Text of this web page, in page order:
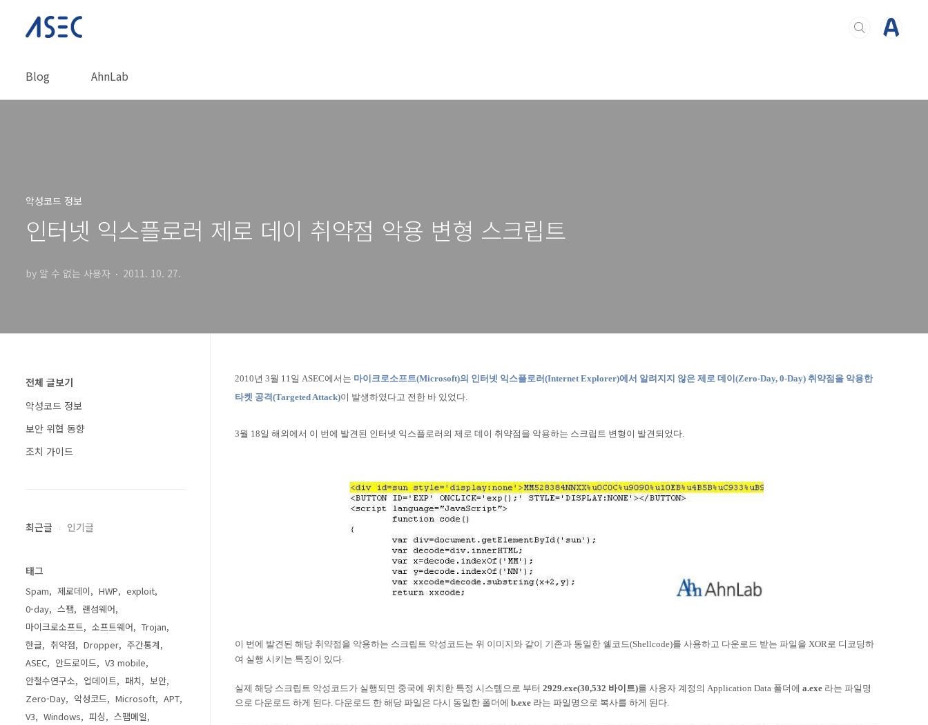
Blog AhnLab
악성코드 정보
인터넷 익스플로러 제로 데이 취약점 악용 변형 스크립트
by 알 수 없는 사용자 2011. 10. 27.
2010년 3월 11일 ASEC에서는 마이크로소프트(Microsoft)의 인터넷 익스플로러(Internet Explorer)에서 알려지지 않은 제로 데이(Zero-Day, 0-Day) 취약점을 악용한
타켓 공격(Targeted Attack)이 발생하였다고 전한 바 있었다.
3월 18일 해외에서 이 번에 발견된 인터넷 익스플로러의 제로 데이 취약점을 악용하는 스크립트 변형이 발견되었다.
이 번에 발견된 해당 취약점을 악용하는 스크립트 악성코드는 위 이미지와 같이 기존과 동일한 쉘코드(Shellcode)를 사용하고 다운로드 받는 파일을 XOR로 디코딩하
여 실행 시키는 특징이 있다.
실제 해당 스크립트 악성코드가 실행되면 중국에 위치한 특정 시스템으로 부터 2929.exe(30,532 바이트)를 사용자 계정의 Application Data 폴더에 a.exe라는 파일명
으로 다운로드 하게 된다. 다운로드 한 해당 파일은 다시 동일한 폴더에 b.exe라는 파일명으로 복사를 하게 된다.
전체 글보기
악성코드 정보
보안 위협 동향
조치 가이드
최근글 인기글
태그
Spam 제로데이 HWP
exploit
0-day
스팸
랜섬웨어
마이크로소프트
소프트웨어
Trojan
한글
취약점 Dropper
주간통계
ASEC
안드로이드
V3 mobile
안철수연구소
업데이트 패치
보안
Zero-Day
악성코드 Microsoft
APT
V3
Windows 피싱
스팸메일